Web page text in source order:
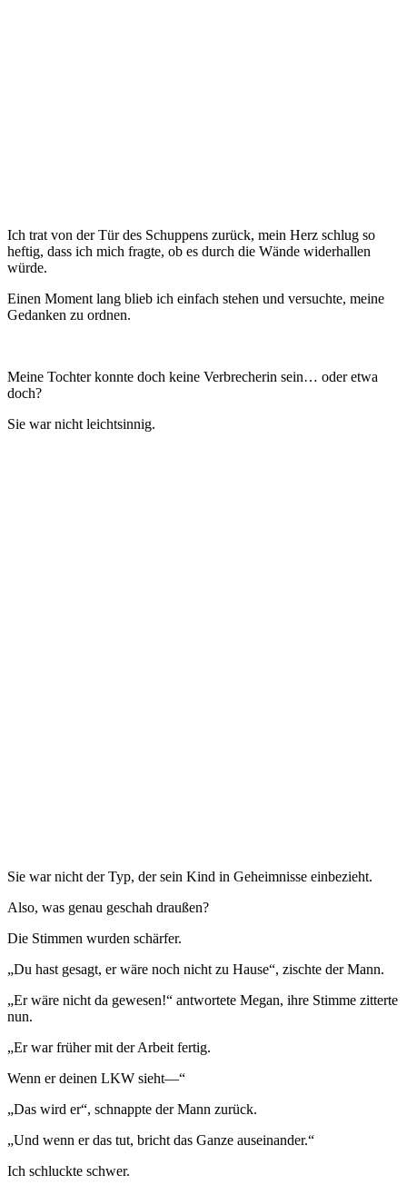
Ich trat von der Tür des Schuppens zurück, mein Herz schlug so
heftig, dass ich mich fragte, ob es durch die Wände widerhallen
würde.
Einen Moment lang blieb ich einfach stehen und versuchte, meine
Gedanken zu ordnen.
Meine Tochter konnte doch keine Verbrecherin sein… oder etwa
doch?
Sie war nicht leichtsinnig.
Sie war nicht der Typ, der sein Kind in Geheimnisse einbezieht.
Also, was genau geschah draußen?
Die Stimmen wurden schärfer.
„Du hast gesagt, er wäre noch nicht zu Hause“, zischte der Mann.
„Er wäre nicht da gewesen!“ antwortete Megan, ihre Stimme zitterte
nun.
„Er war früher mit der Arbeit fertig.
Wenn er deinen LKW sieht—“
„Das wird er“, schnappte der Mann zurück.
„Und wenn er das tut, bricht das Ganze auseinander.“
Ich schluckte schwer.